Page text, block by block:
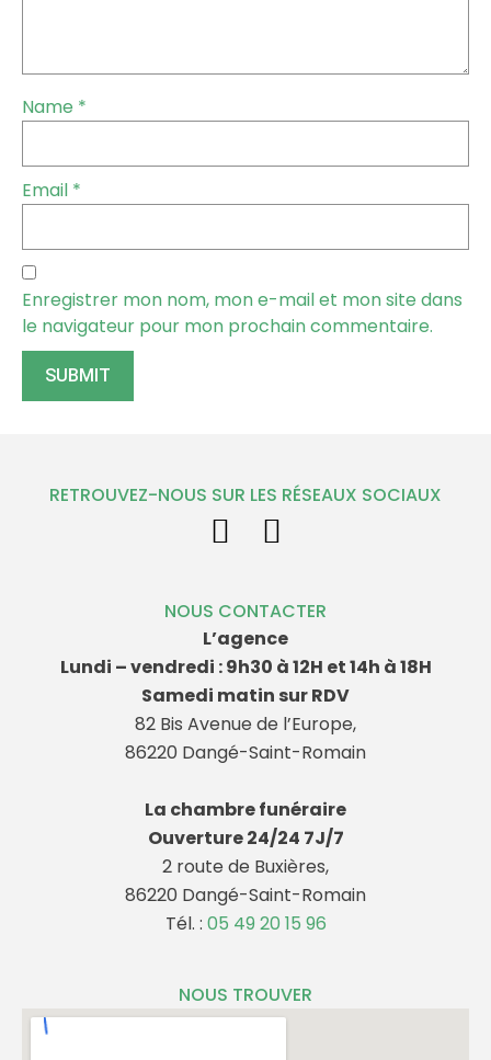
Name *
Email *
Enregistrer mon nom, mon e-mail et mon site dans
le navigateur pour mon prochain commentaire.
RETROUVEZ-NOUS SUR LES RÉSEAUX SOCIAUX
NOUS CONTACTER
L’agence
Lundi – vendredi : 9h30 à 12H et 14h à 18H
Samedi matin sur RDV
82 Bis Avenue de l’Europe,
86220 Dangé-Saint-Romain
La chambre funéraire
Ouverture 24/24 7J/7
2 route de Buxières,
86220 Dangé-Saint-Romain
Tél. : 05 49 20 15 96
NOUS TROUVER